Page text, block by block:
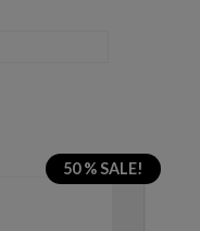
50 % SALE!